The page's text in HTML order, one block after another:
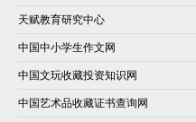
天赋教育研究中心
中国中小学生作文网
中国文玩收藏投资知识网
中国艺术品收藏证书查询网